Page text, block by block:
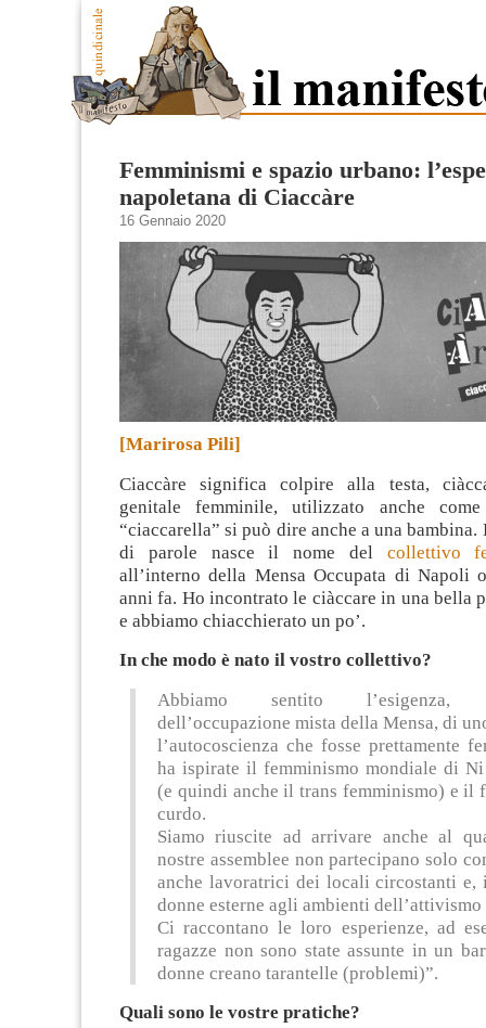
Femminismi e spazio urbano:
napoletana di Ciaccàre
16 Gennaio 2020
[Marirosa Pili]
Ciaccàre significa colpire alla testa,
genitale femminile, utilizzato anche come
“ciaccarella” si può dire anche a una bambina.
di parole nasce il nome del collettivo
all’interno della Mensa Occupata di Napoli
anni fa. Ho incontrato le ciàccare in una bella
e abbiamo chiacchierato un po’.
In che modo è nato il vostro collettivo?
Abbiamo sentito l’esigenza,
dell’occupazione mista della Mensa, di
l’autocoscienza che fosse prettamente
ha ispirate il femminismo mondiale di Ni
(e quindi anche il trans femminismo) e il
curdo.
Siamo riuscite ad arrivare anche al
nostre assemblee non partecipano solo
anche lavoratrici dei locali circostanti e,
donne esterne agli ambienti
Ci raccontano le loro esperienze, ad
ragazze non sono state assunte in un
donne creano tarantelle (problemi)”.
Quali sono le vostre pratiche?